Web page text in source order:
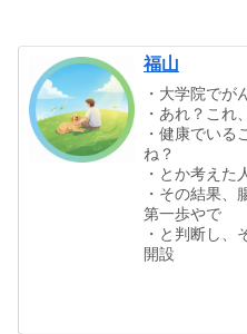
福山
・大学院でが
・あれ？これ
・健康でいる
ね？
・とか考えた
・その結果、
第一歩やで
・と判断し、
開設